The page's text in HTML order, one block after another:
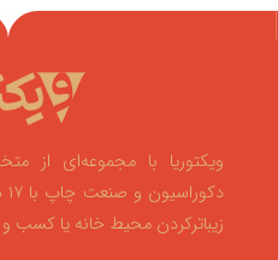
ویکتوریا با مجموعه‌ای از
زیباترکردن محیط خانه یا کسب